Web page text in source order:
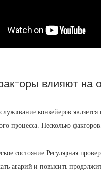
влияют на
конвейеров
процесса. Несколько
состояние Регулярная
аварий и повысить